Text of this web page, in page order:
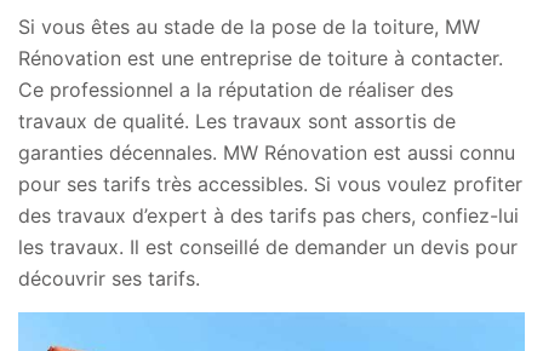
Si vous êtes au stade de la pose de la toiture, MW
Rénovation est une entreprise de toiture à contacter.
Ce professionnel a la réputation de réaliser des
travaux de qualité. Les travaux sont assortis de
garanties décennales. MW Rénovation est aussi connu
pour ses tarifs très accessibles. Si vous voulez profiter
des travaux d’expert à des tarifs pas chers, confiez-lui
les travaux. Il est conseillé de demander un devis pour
découvrir ses tarifs.